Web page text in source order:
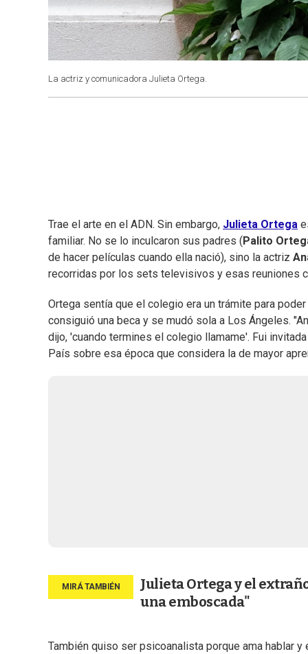
La actriz y comunicadora Julieta Ortega.
Trae el arte en el ADN. Sin embargo, Julieta Ortega
familiar. No se lo inculcaron sus padres ( Palito
de hacer películas cuando ella nació), sino la actriz
recorridas por los sets televisivos y esas reuniones
Ortega sentía que el colegio era un trámite para
consiguió una beca y se mudó sola a Los Ángeles.
dijo, 'cuando termines el colegio llamame'. Fui
País sobre esa época que considera la de mayor
Julieta Ortega y el
una emboscada"
También quiso ser psicoanalista porque ama hablar y